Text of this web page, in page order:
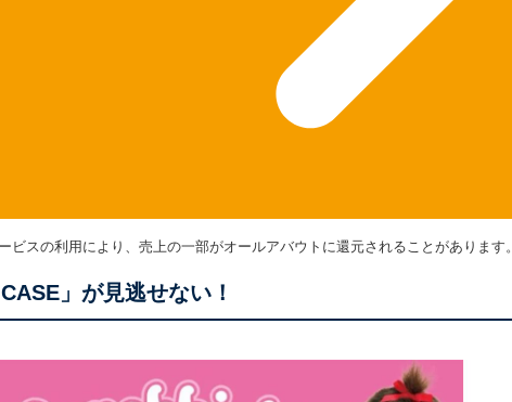
スの利用により、売上の一部がオールアバウトに還元されることがあります。
」が見逃せない！